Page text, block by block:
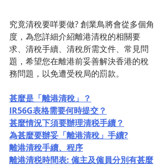
究竟清稅要咩要做? 創業鳥將會從多個角
度，為您詳細介紹離港清稅的相關要
求、清稅手續、清稅所需文件、常見問
題，希望您在離港前妥善解決香港的稅
務問題，以免遭受稅局的罰款。
甚麼是「離港清稅」？
IR56G表格需要何時提交？
甚麼情況下須要辦理清税手續？
為甚麼要辦妥「離港清稅」手續?
離港清稅手續、程序
離港清税時間表: 僱主及僱員分別有甚麼